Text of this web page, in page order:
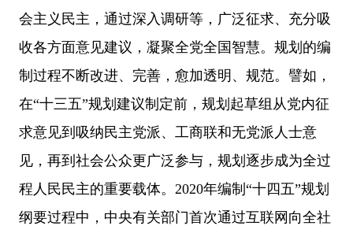
会主义民主，通过深入调研等，广泛征求、充分吸
收各方面意见建议，凝聚全党全国智慧。规划的编
制过程不断改进、完善，愈加透明、规范。譬如，
在“十三五”规划建议制定前，规划起草组从党内征
求意见到吸纳民主党派、工商联和无党派人士意
见，再到社会公众更广泛参与，规划逐步成为全过
程人民民主的重要载体。2020年编制“十四五”规划
纲要过程中，中央有关部门首次通过互联网向全社